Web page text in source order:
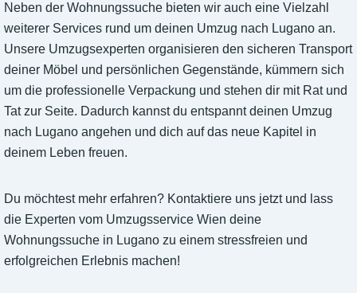
Neben der Wohnungssuche bieten wir auch eine Vielzahl
weiterer Services rund um deinen Umzug nach Lugano an.
Unsere Umzugsexperten organisieren den sicheren Transport
deiner Möbel und persönlichen Gegenstände, kümmern sich
um die professionelle Verpackung und stehen dir mit Rat und
Tat zur Seite. Dadurch kannst du entspannt deinen Umzug
nach Lugano angehen und dich auf das neue Kapitel in
deinem Leben freuen.
Du möchtest mehr erfahren? Kontaktiere uns jetzt und lass
die Experten vom Umzugsservice Wien deine
Wohnungssuche in Lugano zu einem stressfreien und
erfolgreichen Erlebnis machen!